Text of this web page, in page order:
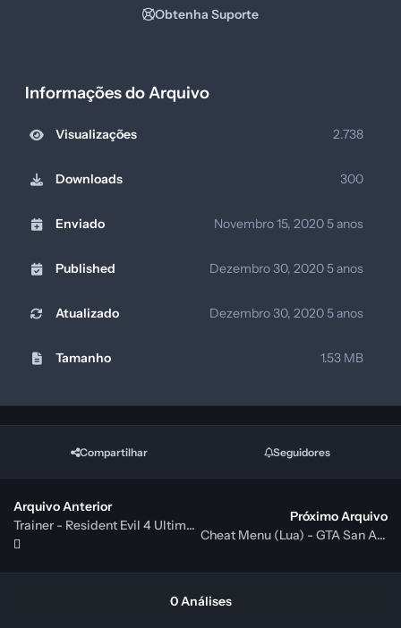
Obtenha Suporte
Informações do Arquivo
Visualizações 2.738
Downloads 300
Enviado Novembro 15, 2020 5 anos
Published Dezembro 30, 2020 5 anos
Atualizado Dezembro 30, 2020 5 anos
Tamanho 1.53 MB
Compartilhar Seguidores
Arquivo Anterior
Trainer - Resident Evil 4 Ultimate HD Edition (Steam) {ByRaz0r}
Próximo Arquivo
Cheat Menu (Lua) - GTA San Andreas (Grinch_)
0 Análises